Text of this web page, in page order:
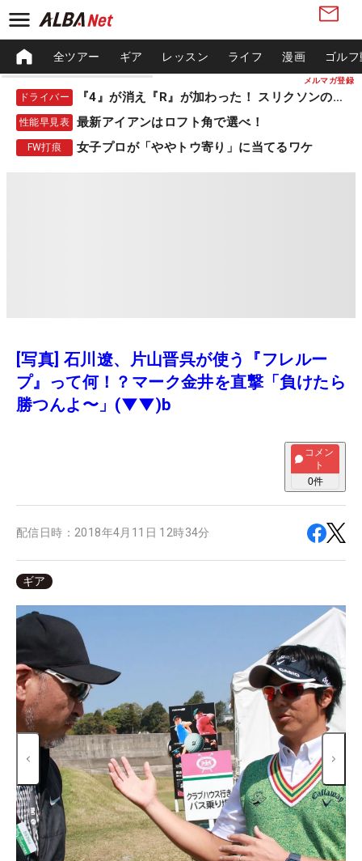
メルマガ登録
全ツアー ギア レッスン ライフ 漫画 ゴル
ドライバー 『4』が消え『R』が加わった！ スリクソンの新作
性能早見表 最新アイアンはロフト角で選べ！
FW打痕 女子プロが「ややトウ寄り」に当てるワケ
[写真] 石川遼、片山晋呉が使う『フレルー
プ』って何！？マーク金井を直撃「負けたら
勝つんよ〜」(▼▼)b
コメン
ト
0件
配信日時： 2018年4月11日 12時34分
ギア